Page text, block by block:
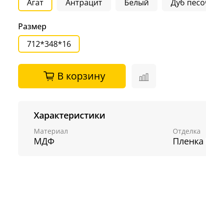
Агат
Антрацит Белый Дуб
Размер
712*348*16
В корзину
Характеристики
Материал
МДФ
Отделка